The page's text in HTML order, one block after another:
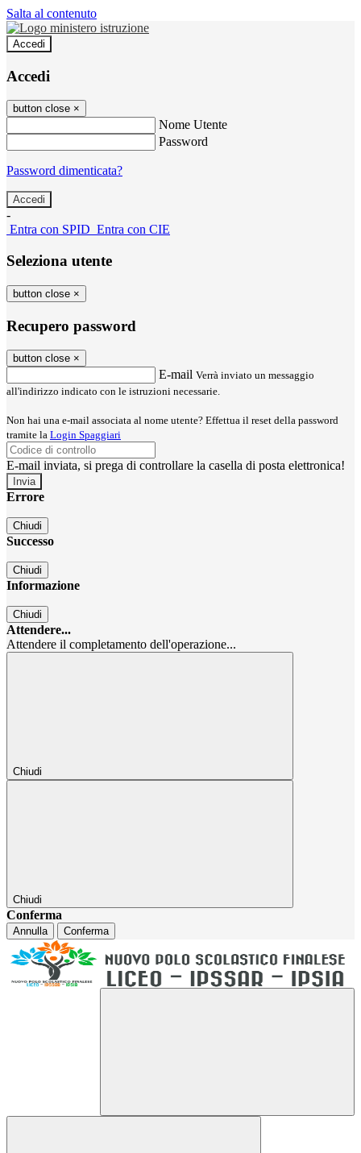
Salta al contenuto
Accedi
Accedi
button close ×
Nome Utente
Password
Password dimenticata?
-
Entra con SPID Entra con CIE
Seleziona utente
button close ×
Recupero password
button close ×
E-mail Verrà inviato un messaggio
all'indirizzo indicato con le istruzioni necessarie.
Non hai una e-mail associata al nome utente? Effettua il reset della password
tramite la Login Spaggiari
E-mail inviata, si prega di controllare la casella di posta elettronica!
Errore
Chiudi
Successo
Chiudi
Informazione
Chiudi
Attendere...
Attendere il completamento dell'operazione...
Chiudi
Chiudi
Conferma
Annulla Conferma